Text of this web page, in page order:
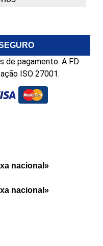
de pagamento. A FD
ISO 27001.
nacional»
nacional»